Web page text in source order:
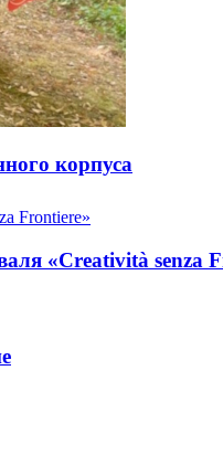
корпуса
«Creatività senza